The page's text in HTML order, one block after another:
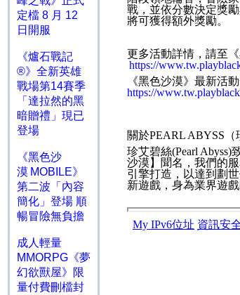
定檔 8 月 12
日開服
《爐石戰記
®》全新英雄
戰場第14賽季
「達拉然的黑
暗贈禮」現已
登場
《黑色沙
漠 MOBILE》
第二波「內容
簡化」登場 順
暢冒險無負擔
成人輕量
MMORPG《夢
幻欲獸屋》限
量付費刪檔封
戰，並依分數決定獎
將可獲得額外獎勵。
更多活動詳情，請至
https://
《黑色沙漠》最新活動
https://
關於PEARL ABYSS
珍艾碧絲(Pearl Abyss)
沙漠】聞名，我們的
引擎打造，以達到劃
新遊戲，身為業界遊